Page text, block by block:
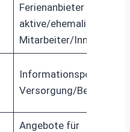
Ferienanbieter für
aktive/ehemalige
Mitarbeiter/Innen
Informationsportal
Versorgung/Beihilfe
Angebote für